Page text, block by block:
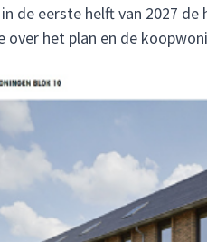
de eerste helft van 2027
over het plan en de